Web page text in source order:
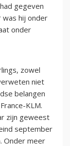
gegeven
was hij onder
onder
zowel
niet
belangen
KLM.
zijn geweest
september
Onder meer